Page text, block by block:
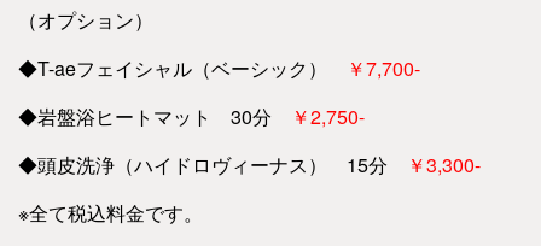
（オプション）
◆T-aeフェイシャル（ベーシック）
￥7,700-
◆岩盤浴ヒートマット 30分
￥2,750-
◆頭皮洗浄（ハイドロヴィーナス） 15分
￥3,300-
※全て税込料金です。